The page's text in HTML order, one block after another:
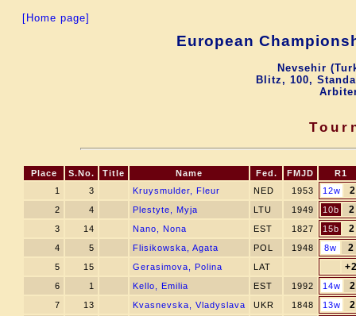
[Home page]
European
Nevsehir
Blitz, 100,
Place S.No. Title Name Fed. FMJD
R1
1
3 Kruysmulder, Fleur NED 1953 12w 2
2 4 Plestyte, Myja LTU 1949 10b 2
3 14 Nano, Nona EST 1827 15b 2
4 5 Flisikowska, Agata POL 1948 8w 2
5 15 Gerasimova, Polina LAT
6 1 Kello, Emilia EST 1992 14w 2
7 13 Kvasnevska, Vladyslava UKR 1848 13w 2